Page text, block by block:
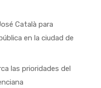
Català para
en la ciudad de
las prioridades del